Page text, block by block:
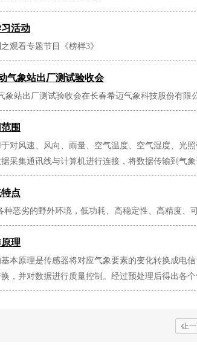
活动
观看专题节目《榜样3》
气象站出厂测试验收会
象站出厂测试验收会在长春希迈气象科技股份有限
围
风速、风向、雨量、空气温度、空气湿度、光照
采集通讯线与计算机进行连接，将数据传输到气
点
恶劣的野外环境，低功耗、高稳定性、高精度、可
理
原理是传感器将对应气象要素的变化转换成电信
，并对数据进行质量控制。经过预处理后得出各
上